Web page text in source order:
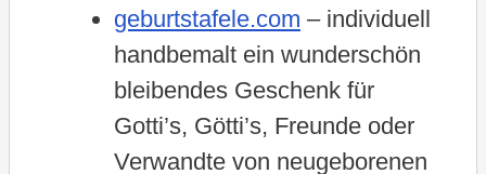
geburtstafele.com – individuell
handbemalt ein wunderschön
bleibendes Geschenk für
Gotti’s, Götti’s, Freunde oder
Verwandte von neugeborenen